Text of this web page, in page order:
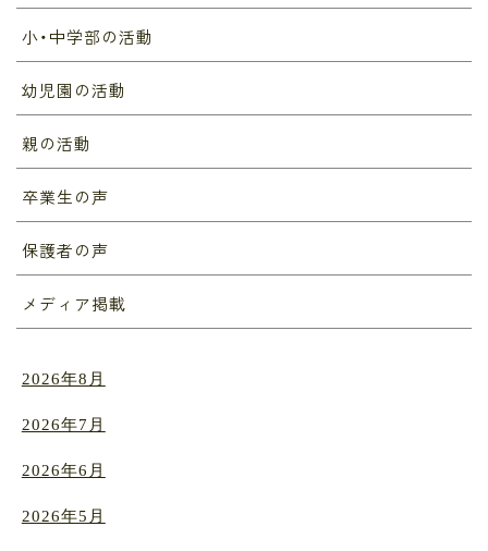
小・中学部の活動
幼児園の活動
親の活動
卒業生の声
保護者の声
メディア掲載
2026年8月
2026年7月
2026年6月
2026年5月